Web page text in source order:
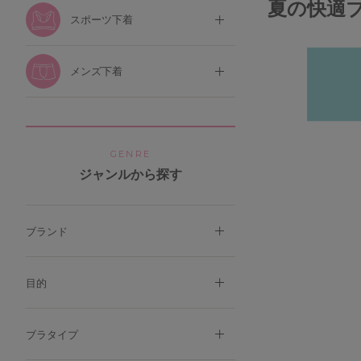
スポーツ下着
メンズ下着
GENRE
ジャンルから探す
ブランド
目的
ブラタイプ
夏の快適